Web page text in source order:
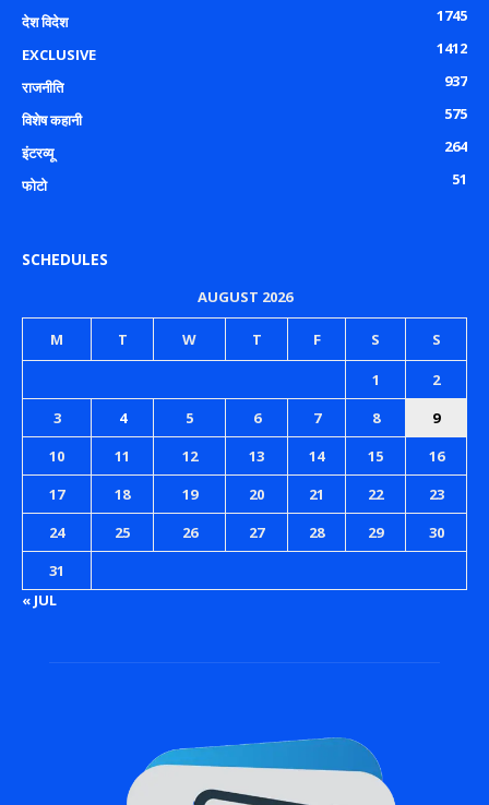
देश विदेश
1745
EXCLUSIVE
1412
राजनीति
937
विशेष कहानी
575
इंटरव्यू
264
फोटो
51
SCHEDULES
AUGUST 2026
M T W T F S S
1
2
3
4 5 6 7 8
9
10
11 12 13 14 15
16
17
18 19 20 21 22
23
24
25 26 27 28 29
30
31
« JUL